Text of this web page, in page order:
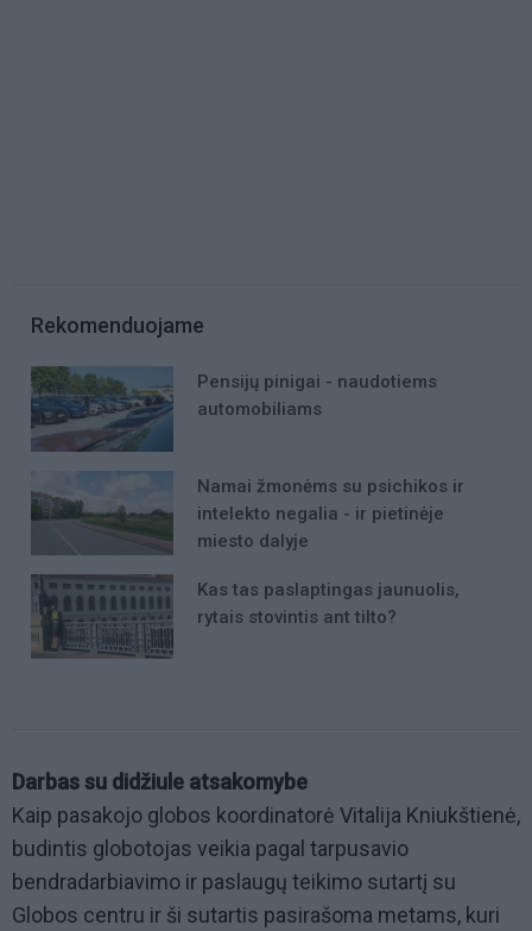
Rekomenduojame
Pensijų pinigai - naudotiems
automobiliams
Namai žmonėms su psichikos ir
intelekto negalia - ir pietinėje
miesto dalyje
Kas tas paslaptingas jaunuolis,
rytais stovintis ant tilto?
Darbas su didžiule atsakomybe
Kaip pasakojo globos koordinatorė Vitalija Kniukštienė,
budintis globotojas veikia pagal tarpusavio
bendradarbiavimo ir paslaugų teikimo sutartį su
Globos centru ir ši sutartis pasirašoma metams, kuri